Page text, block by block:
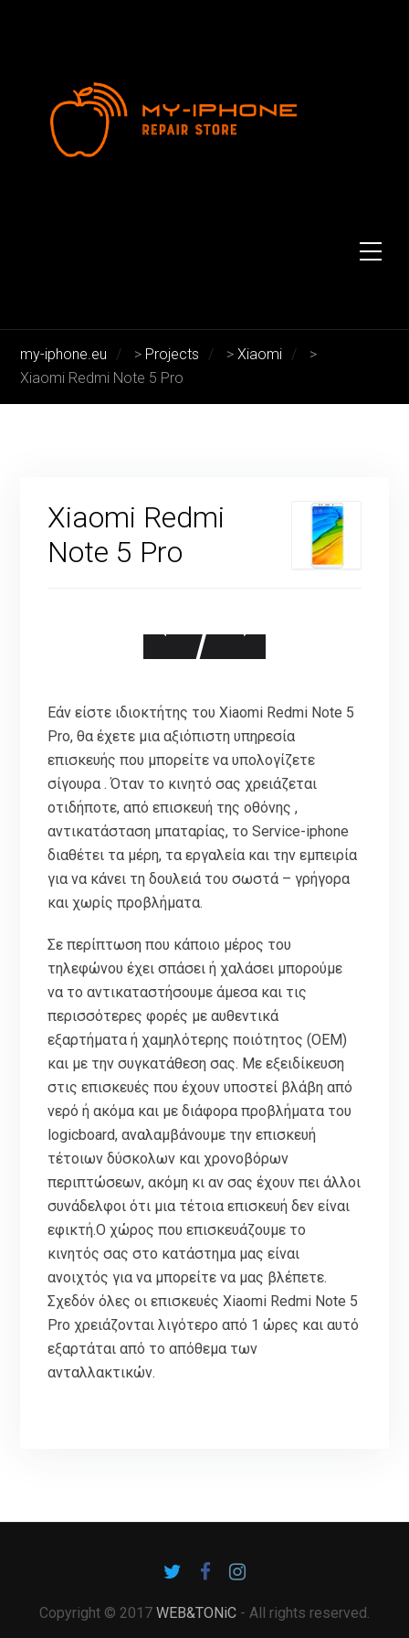
my-iphone.eu > Projects >Xiaomi
>
Xiaomi Redmi Note 5 Pro
Xiaomi Redmi
Note 5 Pro
Εάν είστε ιδιοκτήτης του Xiaomi Redmi Note 5
Pro, θα έχετε μια αξιόπιστη υπηρεσία
επισκευής που μπορείτε να υπολογίζετε
σίγουρα . Όταν το κινητό σας χρειάζεται
οτιδήποτε, από επισκευή της οθόνης ,
αντικατάσταση μπαταρίας, το Service-iphone
διαθέτει τα μέρη, τα εργαλεία και την εμπειρία
για να κάνει τη δουλειά του σωστά – γρήγορα
και χωρίς προβλήματα.
Σε περίπτωση που κάποιο μέρος του
τηλεφώνου έχει σπάσει ή χαλάσει μπορούμε
να το αντικαταστήσουμε άμεσα και τις
περισσότερες φορές με αυθεντικά
εξαρτήματα ή χαμηλότερης ποιότητος (ΟΕΜ)
και με την συγκατάθεση σας. Με εξειδίκευση
στις επισκευές που έχουν υποστεί βλάβη από
νερό ή ακόμα και με διάφορα προβλήματα του
logicboard, αναλαμβάνουμε την επισκευή
τέτοιων δύσκολων και χρονοβόρων
περιπτώσεων, ακόμη κι αν σας έχουν πει άλλοι
συνάδελφοι ότι μια τέτοια επισκευή δεν είναι
εφικτή.Ο χώρος που επισκευάζουμε το
κινητός σας στο κατάστημα μας είναι
ανοιχτός για να μπορείτε να μας βλέπετε.
Σχεδόν όλες οι επισκευές Xiaomi Redmi Note 5
Pro χρειάζονται λιγότερο από 1 ώρες και αυτό
εξαρτάται από το απόθεμα των
ανταλλακτικών.
Copyright © 2017 WEB&TONiC - All rights reserved.